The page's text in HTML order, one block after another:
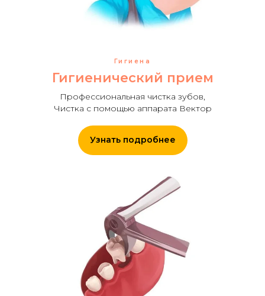
Гигиена
Гигиенический прием
Профессиональная чистка зубов,
Чистка с помощью аппарата Вектор
Узнать подробнее